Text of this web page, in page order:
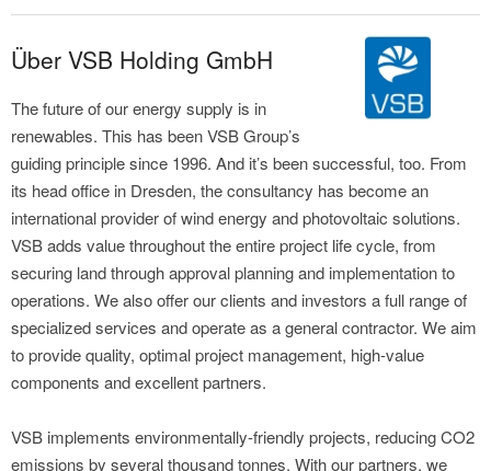
Über VSB Holding GmbH
The future of our energy supply is in
renewables. This has been VSB Group’s
guiding principle since 1996. And it’s been successful, too. From
its head office in Dresden, the consultancy has become an
international provider of wind energy and photovoltaic solutions.
VSB adds value throughout the entire project life cycle, from
securing land through approval planning and implementation to
operations. We also offer our clients and investors a full range of
specialized services and operate as a general contractor. We aim
to provide quality, optimal project management, high-value
components and excellent partners.
VSB implements environmentally-friendly projects, reducing CO2
emissions by several thousand tonnes. With our partners, we